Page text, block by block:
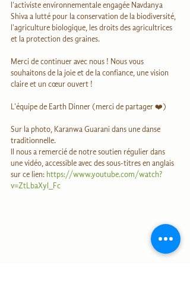
l'activiste environnementale engagée Navdanya
Shiva a lutté pour la conservation de la biodiversité,
l'agriculture biologique, les droits des agricultrices
et la protection des graines.
Merci de continuer avec nous ! Nous vous
souhaitons de la joie et de la confiance, une vision
claire et un cœur ouvert !
L'équipe de Earth Dinner (merci de partager ❤️)
Sur la photo, Karanwa Guarani dans une danse
traditionnelle.
Il nous a remercié de notre soutien régulier dans
une vidéo, accessible avec des sous-titres en anglais
sur ce lien: https://www.youtube.com/watch?
v=ZtLbaXyl_Fc